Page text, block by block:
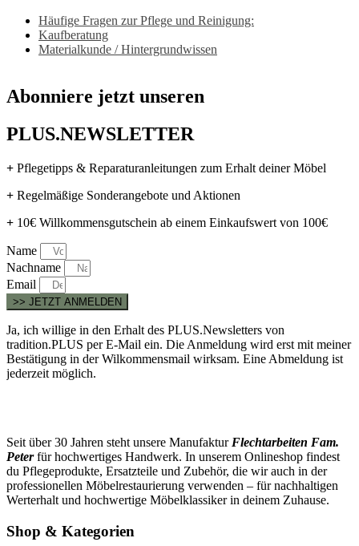
Häufige Fragen zur Pflege und Reinigung:
Kaufberatung
Materialkunde / Hintergrundwissen
Abonniere jetzt unseren
PLUS.NEWSLETTER
+ Pflegetipps & Reparaturanleitungen zum Erhalt deiner Möbel
+ Regelmäßige Sonderangebote und Aktionen
+ 10€ Willkommensgutschein ab einem Einkaufswert von 100€
Name
Nachname
Email
>> JETZT ANMELDEN
Ja, ich willige in den Erhalt des PLUS.Newsletters von
tradition.PLUS per E-Mail ein. Die Anmeldung wird erst mit meiner
Bestätigung in der Wilkommensmail wirksam. Eine Abmeldung ist
jederzeit möglich.
Seit über 30 Jahren steht unsere Manufaktur Flechtarbeiten Fam.
Peterfür hochwertiges Handwerk. In unserem Onlineshop findest
du Pflegeprodukte, Ersatzteile und Zubehör, die wir auch in der
professionellen Möbelrestaurierung verwenden – für nachhaltigen
Werterhalt und hochwertige Möbelklassiker in deinem Zuhause.
Shop & Kategorien